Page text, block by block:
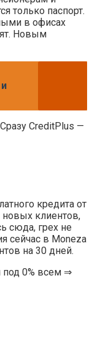
только паспорт.
в офисах
Новым
CreditPlus —
кредита от
клиентов,
сюда, грех не
сейчас в Moneza
на 30 дней.
0% всем ⇒